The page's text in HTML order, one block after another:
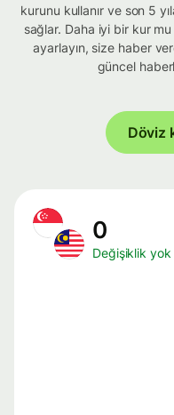
kurunu kullanır ve son 5
sağlar. Daha iyi bir kur
ayarlayın, size haber
güncel
Döviz
0
Değişiklik yok